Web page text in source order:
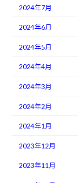
2024年7月
2024年6月
2024年5月
2024年4月
2024年3月
2024年2月
2024年1月
2023年12月
2023年11月